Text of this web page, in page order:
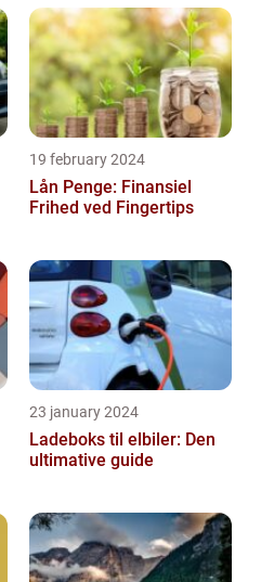
19 february 2024
Lån Penge: Finansiel
Frihed ved Fingertips
23 january 2024
Ladeboks til elbiler: Den
ultimative guide